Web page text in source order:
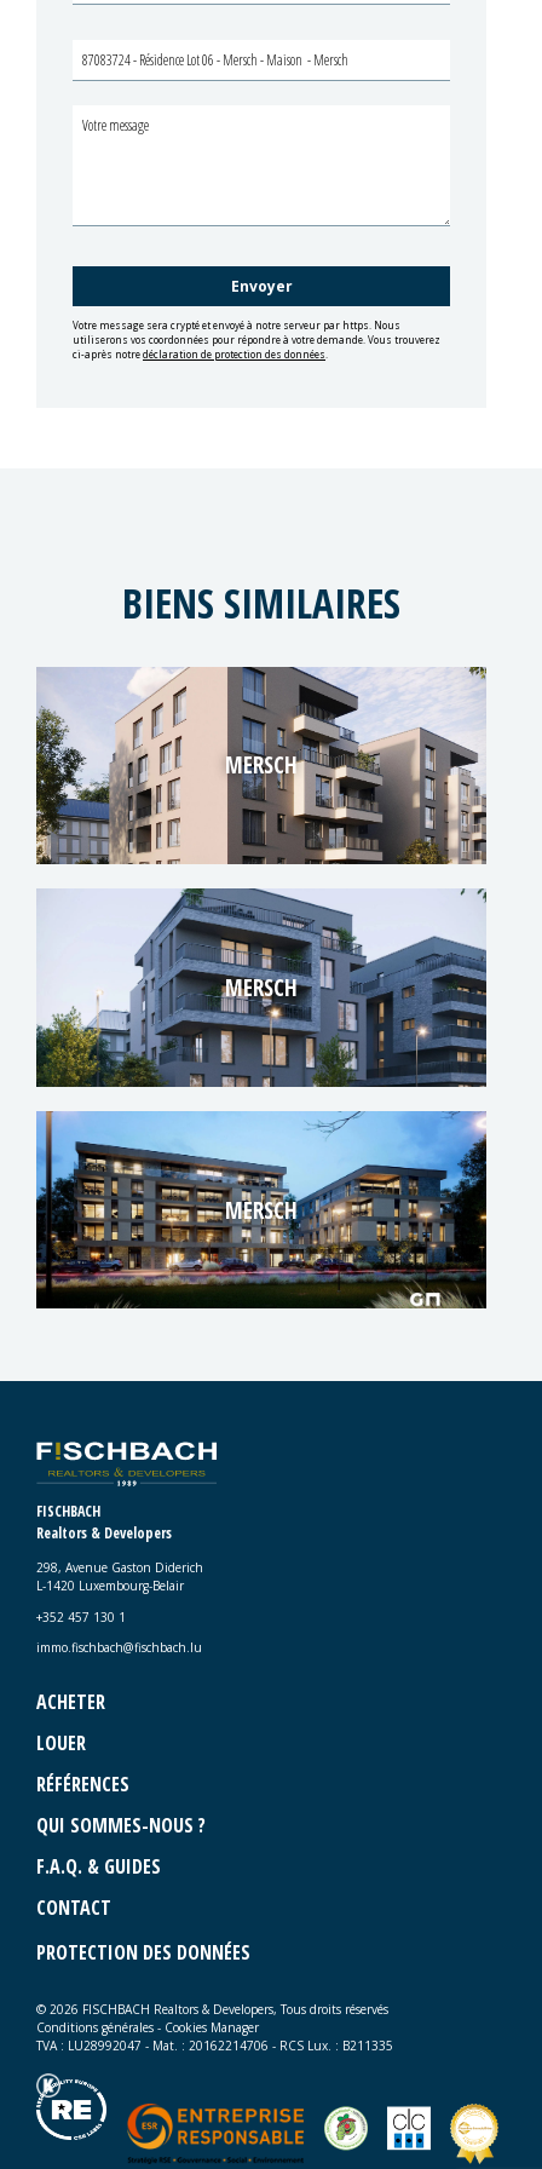
Votre message sera crypté et envoyé à notre serveur par https. Nous
utiliserons vos coordonnées pour répondre à votre demande. Vous trouverez
ci-après notredéclaration de protection des données
BIENS SIMILAIRES
MERSCH
MERSCH
MERSCH
FISCHBACH
Realtors & Developers
298, Avenue Gaston Diderich
L-1420 Luxembourg-Belair
+352 457 130 1
immo.fischbach@fischbach.lu
ACHETER
LOUER
RÉFÉRENCES
QUI SOMMES-NOUS ?
F.A.Q. & GUIDES
CONTACT
PROTECTION DES DONNÉES
© 2026 FISCHBACH Realtors & Developers, Tous droits réservés
Conditions générales - Cookies Manager
TVA : LU28992047 - Mat. : 20162214706 - RCS Lux. : B211335